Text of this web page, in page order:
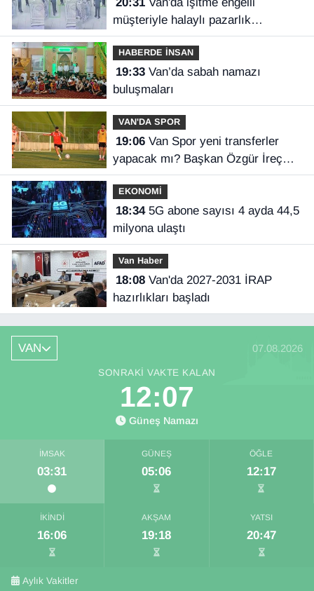
müşteriyle halaylı pazarlık
gülümsetti
HABERDE İNSAN
19:33Van’da sabah namazı
buluşmaları
VAN'DA SPOR
19:06Van Spor yeni transferler
yapacak mı? Başkan Özgür İreç
İlhan açıkladı
EKONOMİ
18:345G abone sayısı 4 ayda 44,5
milyona ulaştı
Van Haber
18:08Van'da 2027-2031 İRAP
hazırlıkları başladı
VAN 07.08.2026
SONRAKI VAKTE KALAN
12:07
Güneş Namazı
İMSAK
03:31
GÜNEŞ
05:06
ÖĞLE
12:17
İKINDI
16:06
AKŞAM
19:18
YATSI
20:47
Aylık Vakitler